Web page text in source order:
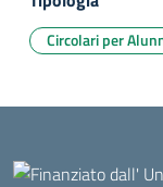
Circolari per